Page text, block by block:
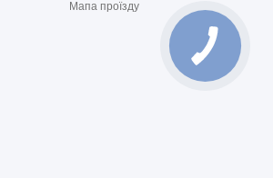
Мапа проїзду